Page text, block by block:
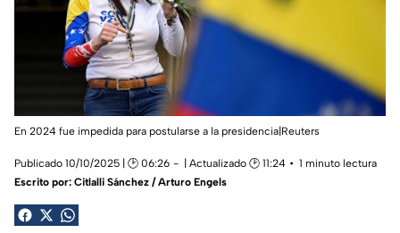
En 2024 fue impedida para postularse a la presidencia|Reuters
Publicado 10/10/2025 | 🕑 06:26 | Actualizado 🕑 11:24
1 minuto lectura
Escrito por: Citlalli Sánchez / Arturo Engels